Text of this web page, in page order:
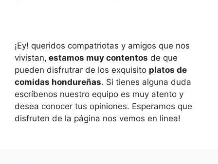
¡Ey! queridos compatriotas y amigos que nos
vivistan, estamos muy contentos de que
pueden disfrutrar de los exquisito platos de
comidas hondureñas. Si tienes alguna duda
escríbenos nuestro equipo es muy atento y
desea conocer tus opiniones. Esperamos que
disfruten de la página nos vemos en linea!